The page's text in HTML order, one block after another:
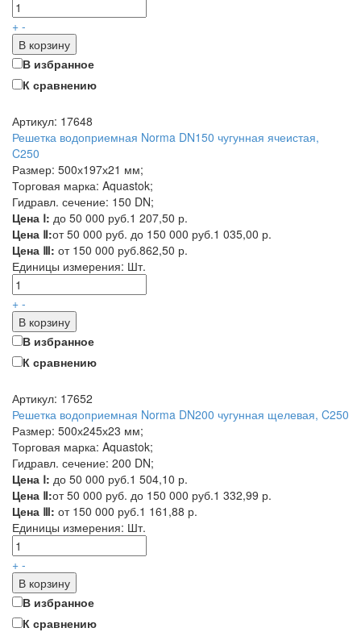
+ -
В корзину
В избранное
К сравнению
Артикул: 17648
Решетка водоприемная Norma DN150 чугунная ячеистая,
C250
Размер: 500х197х21 мм;
Торговая марка: Aquastok;
Гидравл. сечение: 150 DN;
Цена Ⅰ: до 50 000 руб.1 207,50 р.
Цена Ⅱ:от 50 000 руб. до 150 000 руб.1 035,00 р.
Цена Ⅲ: от 150 000 руб.862,50 р.
Единицы измерения: Шт.
+ -
В корзину
В избранное
К сравнению
Артикул: 17652
Решетка водоприемная Norma DN200 чугунная щелевая, C250
Размер: 500х245х23 мм;
Торговая марка: Aquastok;
Гидравл. сечение: 200 DN;
Цена Ⅰ: до 50 000 руб.1 504,10 р.
Цена Ⅱ:от 50 000 руб. до 150 000 руб.1 332,99 р.
Цена Ⅲ: от 150 000 руб.1 161,88 р.
Единицы измерения: Шт.
+ -
В корзину
В избранное
К сравнению